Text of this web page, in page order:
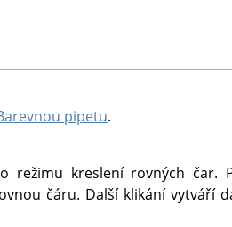
pipetu.
režimu kreslení rovných čar.
čáru. Další klikání vytváří